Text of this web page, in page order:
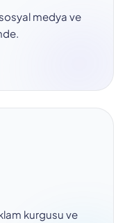
medya ve
kurgusu ve